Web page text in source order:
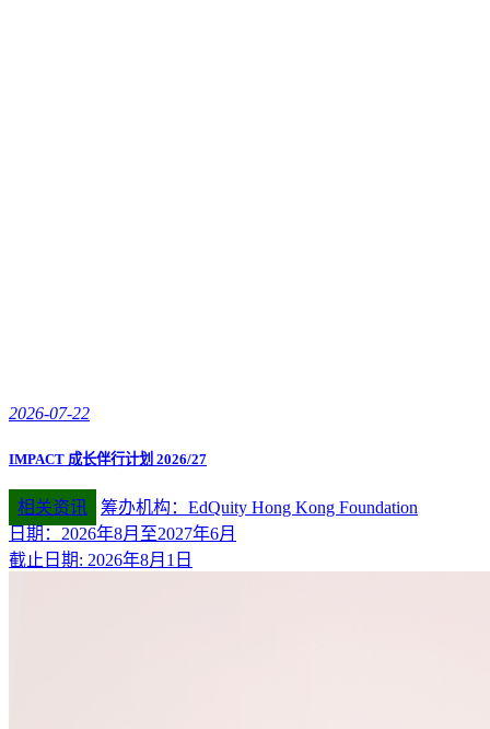
2026-07-22
IMPACT 成长伴行计划 2026/27
相关资讯
筹办机构：EdQuity Hong Kong Foundation
日期：2026年8月至2027年6月
截止日期: 2026年8月1日